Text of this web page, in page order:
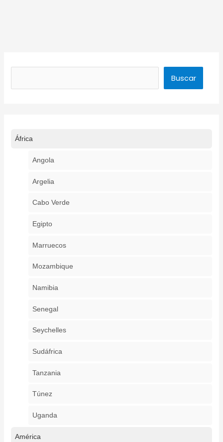
Buscar
África
Angola
Argelia
Cabo Verde
Egipto
Marruecos
Mozambique
Namibia
Senegal
Seychelles
Sudáfrica
Tanzania
Túnez
Uganda
América